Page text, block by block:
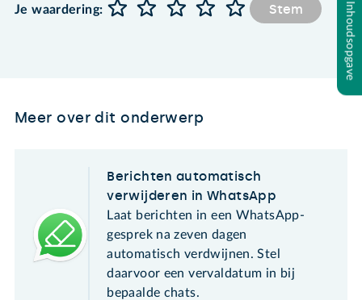
Inhoudsopgave
Je waardering:
Stem
Meer over dit onderwerp
Berichten automatisch
verwijderen in WhatsApp
Laat berichten in een WhatsApp-
gesprek na zeven dagen
automatisch verdwijnen. Stel
daarvoor een vervaldatum in bij
bepaalde chats.